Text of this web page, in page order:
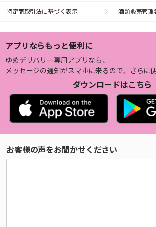
特定商取引法に基づく表示 酒類販売管理
アプリならもっと便利に
ゆめデリバリー専用アプリなら、
メッセージの通知がスマホに来るので、さらに便
ダウンロードはこちら
お客様の声をお聞かせください